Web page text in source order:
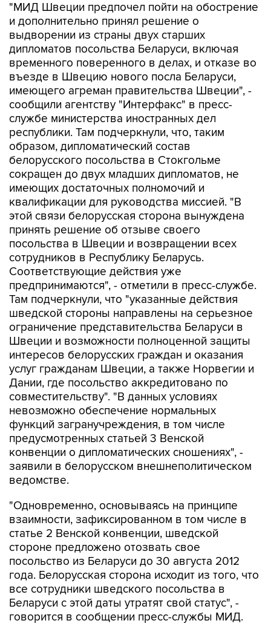
"МИД Швеции предпочел пойти на обострение
и дополнительно принял решение о
выдворении из страны двух старших
дипломатов посольства Беларуси, включая
временного поверенного в делах, и отказе во
въезде в Швецию нового посла Беларуси,
имеющего агреман правительства Швеции", -
сообщили агентству "Интерфакс" в пресс-
службе министерства иностранных дел
республики. Там подчеркнули, что, таким
образом, дипломатический состав
белорусского посольства в Стокгольме
сокращен до двух младших дипломатов, не
имеющих достаточных полномочий и
квалификации для руководства миссией. "В
этой связи белорусская сторона вынуждена
принять решение об отзыве своего
посольства в Швеции и возвращении всех
сотрудников в Республику Беларусь.
Соответствующие действия уже
предпринимаются", - отметили в пресс-службе.
Там подчеркнули, что "указанные действия
шведской стороны направлены на серьезное
ограничение представительства Беларуси в
Швеции и возможности полноценной защиты
интересов белорусских граждан и оказания
услуг гражданам Швеции, а также Норвегии и
Дании, где посольство аккредитовано по
совместительству". "В данных условиях
невозможно обеспечение нормальных
функций загранучреждения, в том числе
предусмотренных статьей 3 Венской
конвенции о дипломатических сношениях", -
заявили в белорусском внешнеполитическом
ведомстве.
"Одновременно, основываясь на принципе
взаимности, зафиксированном в том числе в
статье 2 Венской конвенции, шведской
стороне предложено отозвать свое
посольство из Беларуси до 30 августа 2012
года. Белорусская сторона исходит из того, что
все сотрудники шведского посольства в
Беларуси с этой даты утратят свой статус", -
говорится в сообщении пресс-службы МИД.